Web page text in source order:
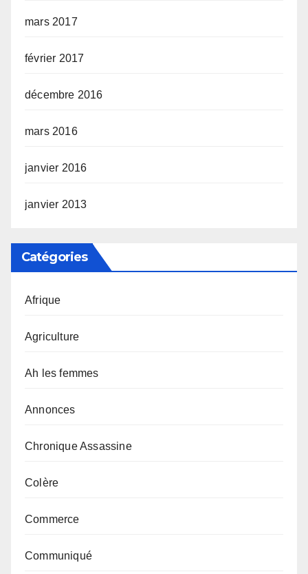
mars 2017
février 2017
décembre 2016
mars 2016
janvier 2016
janvier 2013
Catégories
Afrique
Agriculture
Ah les femmes
Annonces
Chronique Assassine
Colère
Commerce
Communiqué